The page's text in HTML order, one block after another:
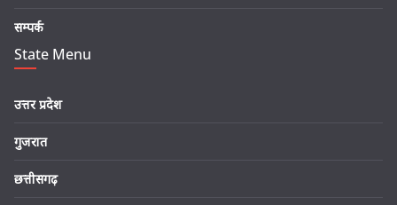
सम्पर्क
State Menu
उत्तर प्रदेश
गुजरात
छत्तीसगढ़